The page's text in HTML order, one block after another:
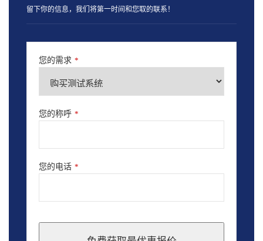
留下你的信息，我们将第一时间和您取的联系！
您的需求 *
您的称呼 *
您的电话 *